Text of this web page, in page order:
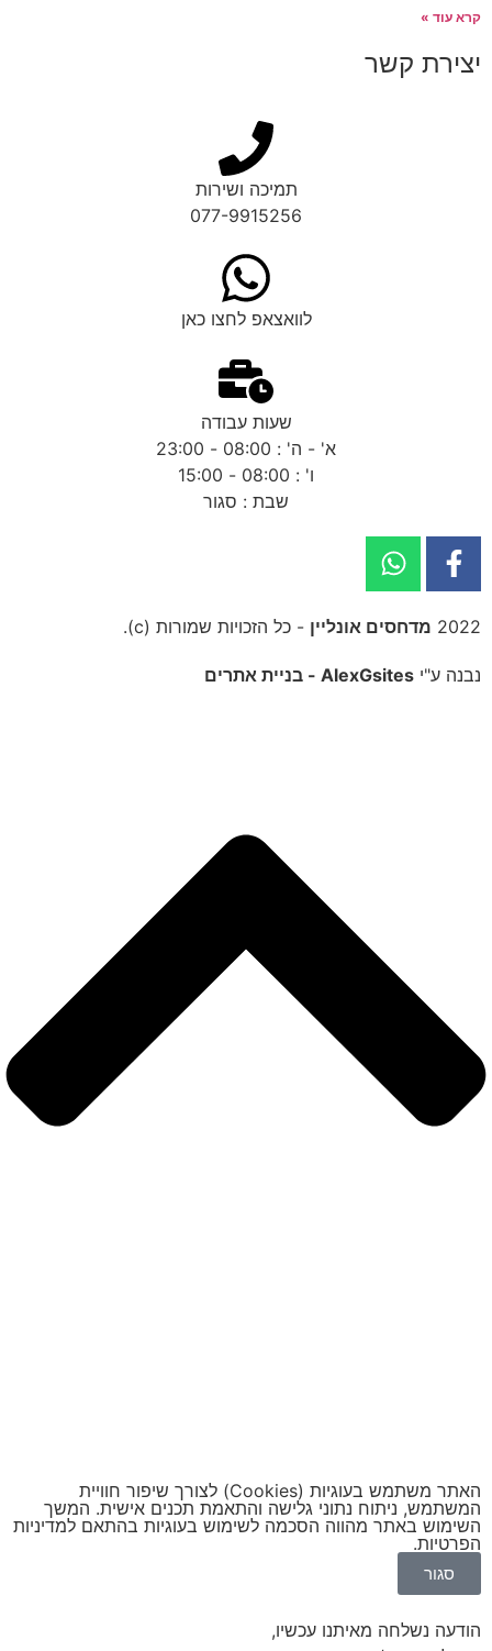
קרא עוד »
יצירת קשר
תמיכה ושירות
077-9915256
לוואצאפ לחצו כאן
שעות עבודה
א' - ה' : 08:00 - 23:00
ו' : 08:00 - 15:00
שבת : סגור
נבנה ע"י AlexGsites - בניית אתרים
2022 מדחסים אונליין - כל הזכויות שמורות (c).
האתר משתמש בעוגיות (Cookies) לצורך שיפור חוויית
המשתמש, ניתוח נתוני גלישה והתאמת תכנים אישית. המשך
השימוש באתר מהווה הסכמה לשימוש בעוגיות בהתאם למדיניות
הפרטיות.
סגור
הודעה נשלחה מאיתנו עכשיו,